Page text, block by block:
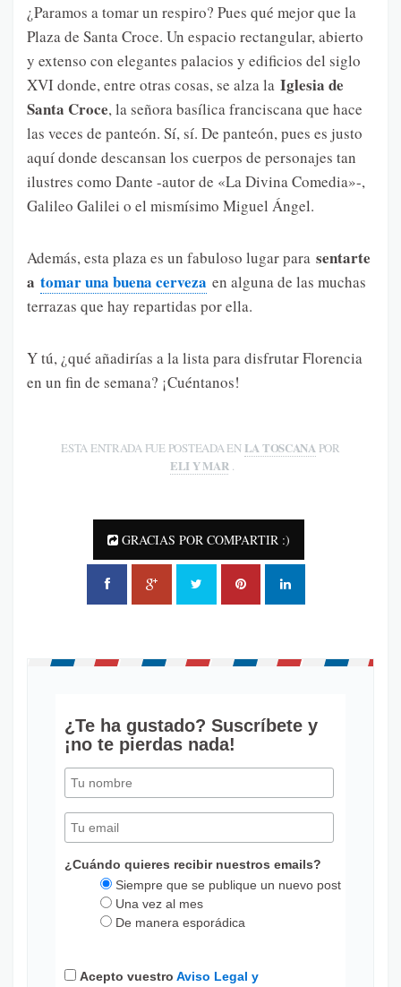
¿Paramos a tomar un respiro? Pues qué mejor que la
Plaza de Santa Croce. Un espacio rectangular, abierto
y extenso con elegantes palacios y edificios del siglo
XVI donde, entre otras cosas, se alza la Iglesia de
Santa Croce, la señora basílica franciscana que hace
las veces de panteón. Sí, sí. De panteón, pues es justo
aquí donde descansan los cuerpos de personajes tan
ilustres como Dante -autor de «La Divina Comedia»-,
Galileo Galilei o el mismísimo Miguel Ángel.
Además, esta plaza es un fabuloso lugar para sentarte
a tomar una buena cerveza en alguna de las muchas
terrazas que hay repartidas por ella.
Y tú, ¿qué añadirías a la lista para disfrutar Florencia
en un fin de semana? ¡Cuéntanos!
ESTA ENTRADA FUE POSTEADA EN LA TOSCANA POR
ELI Y MAR
GRACIAS POR COMPARTIR :)
¿Te ha gustado? Suscríbete y
¡no te pierdas nada!
¿Cuándo quieres recibir nuestros emails?
Siempre que se publique un nuevo post
Una vez al mes
De manera esporádica
Acepto vuestro Aviso Legal y